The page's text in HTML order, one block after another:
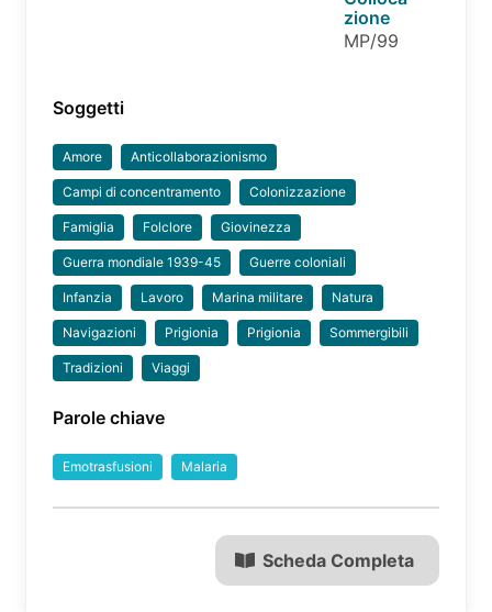
zione
MP/99
Soggetti
Amore Anticollaborazionismo
Campi di concentramento Colonizzazione
Famiglia Folclore Giovinezza
Guerra mondiale 1939-45 Guerre coloniali
Infanzia Lavoro Marina militare Natura
Navigazioni Prigionia Prigionia Sommergibili
Tradizioni Viaggi
Parole chiave
Emotrasfusioni Malaria
Scheda Completa